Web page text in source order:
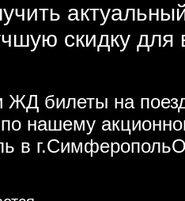
скидку для
ЖД билеты на
нашему
в